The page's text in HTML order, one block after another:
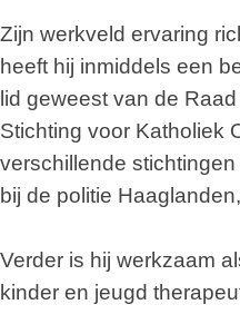
Zijn werkveld ervaring
heeft hij inmiddels een
lid geweest van de
Stichting voor Katholiek
verschillende
bij de politie
Verder is hij werkzaam
kinder en jeugd